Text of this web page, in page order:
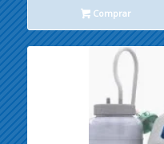
Comprar